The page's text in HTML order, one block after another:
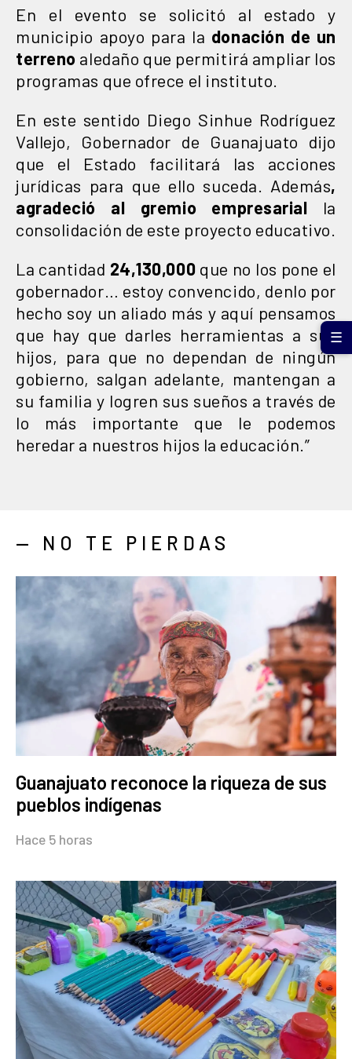
En el evento se solicitó al estado y
municipio apoyo para la donación de un
terreno aledaño que permitirá ampliar los
programas que ofrece el instituto.
En este sentido Diego Sinhue Rodríguez
Vallejo, Gobernador de Guanajuato dijo
que el Estado facilitará las acciones
jurídicas para que ello suceda. Además,
agradeció al gremio empresarial la
consolidación de este proyecto educativo.
La cantidad 24,130,000 que no los pone el
gobernador… estoy convencido, denlo por
hecho soy un aliado más y aquí pensamos
que hay que darles herramientas a sus
hijos, para que no dependan de ningún
gobierno, salgan adelante, mantengan a
su familia y logren sus sueños a través de
lo más importante que le podemos
heredar a nuestros hijos la educación.”
— NO TE PIERDAS
Guanajuato reconoce la riqueza de sus
pueblos indígenas
Hace 5 horas
☰